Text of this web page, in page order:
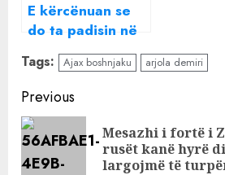
E kërcënuan se
do ta padisin në
Gjykatë, çfarë
video postoi
Arjola Demiri që
po kritikohet
ashpër?
Tags: Ajax boshnjaku arjola demiri
Continue
Reading
Previous
Mesazhi i fortë i
rusët kanë hyrë
largojmë të